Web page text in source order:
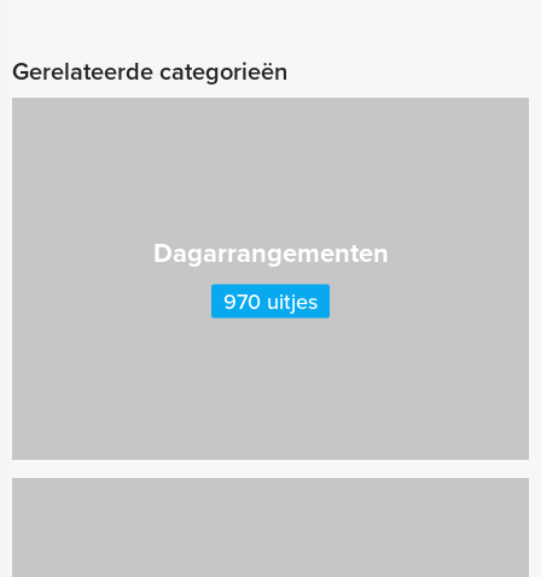
Gerelateerde categorieën
Dagarrangementen
970 uitjes